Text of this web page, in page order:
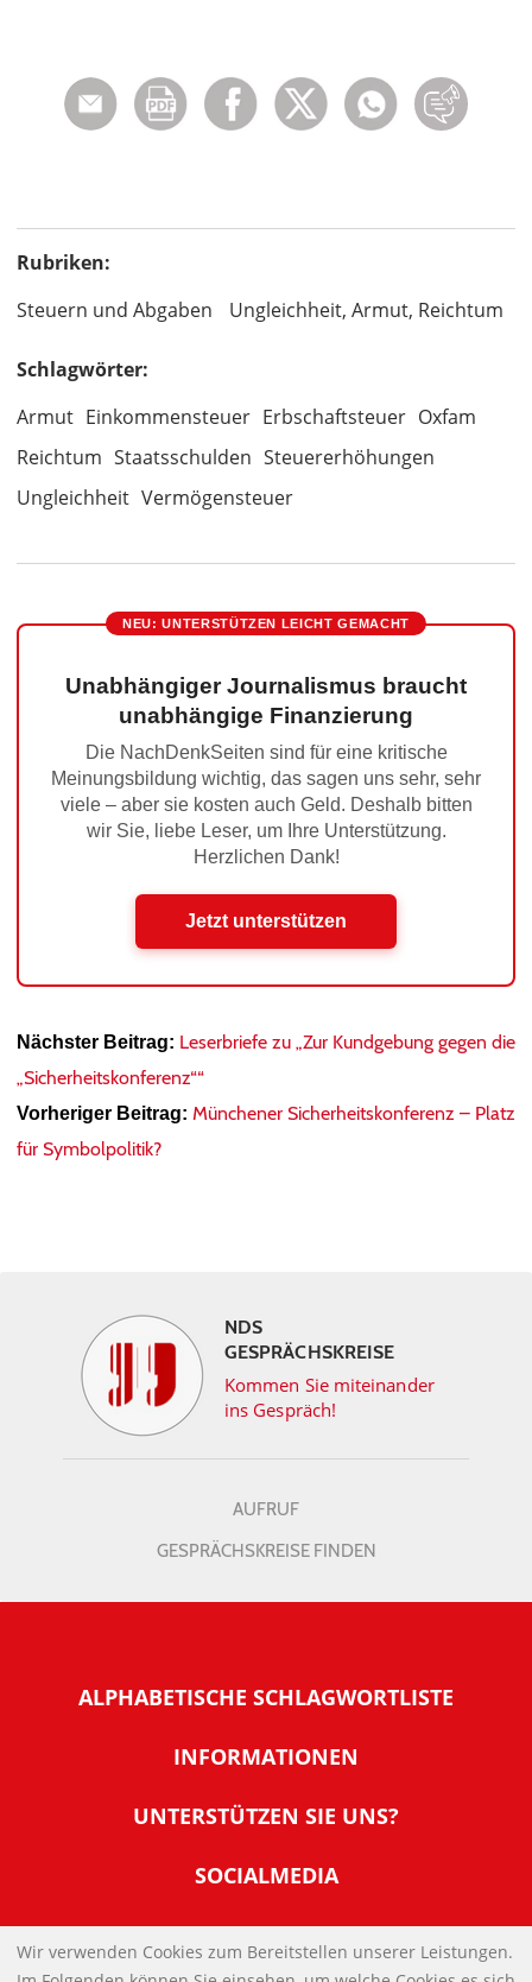
Rubriken:
Steuern und Abgaben
Ungleichheit, Armut, Reichtum
Schlagwörter:
Armut Einkommensteuer Erbschaftsteuer Oxfam
Reichtum Staatsschulden Steuererhöhungen
Ungleichheit Vermögensteuer
NEU: UNTERSTÜTZEN LEICHT GEMACHT
Unabhängiger Journalismus braucht
unabhängige Finanzierung
Die NachDenkSeiten sind für eine kritische
Meinungsbildung wichtig, das sagen uns sehr, sehr
viele – aber sie kosten auch Geld. Deshalb bitten
wir Sie, liebe Leser, um Ihre Unterstützung.
Herzlichen Dank!
Jetzt unterstützen
Nächster Beitrag: Leserbriefe zu „Zur Kundgebung gegen die
„Sicherheitskonferenz““
Vorheriger Beitrag: Münchener Sicherheitskonferenz – Platz
für Symbolpolitik?
NDS
GESPRÄCHSKREISE
Kommen Sie miteinander
ins Gespräch!
AUFRUF
GESPRÄCHSKREISE FINDEN
ALPHABETISCHE SCHLAGWORTLISTE
INFORMATIONEN
Warum NachDenkSeiten
Tipps zur Nutzung der NachDenkSeiten
Banner und E-Mail-Signaturen
Links
UNTERSTÜTZEN SIE UNS?
Werden Sie Fördermitglied
SOCIALMEDIA
IMPRESSUM
Wir verwenden Cookies zum Bereitstellen unserer Leistungen.